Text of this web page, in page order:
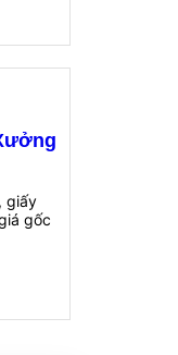
giấy
gốc